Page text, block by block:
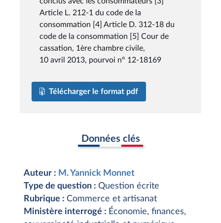
Article L. 212-1 du code de la
consommation [4] Article D. 312-18 du
code de la consommation [5] Cour de
cassation, 1ère chambre civile,
10 avril 2013, pourvoi n° 12-18169
Télécharger le format pdf
Données clés
Auteur : M. Yannick Monnet
Type de question : Question écrite
Rubrique : Commerce et artisanat
Ministère interrogé : Économie, finances,